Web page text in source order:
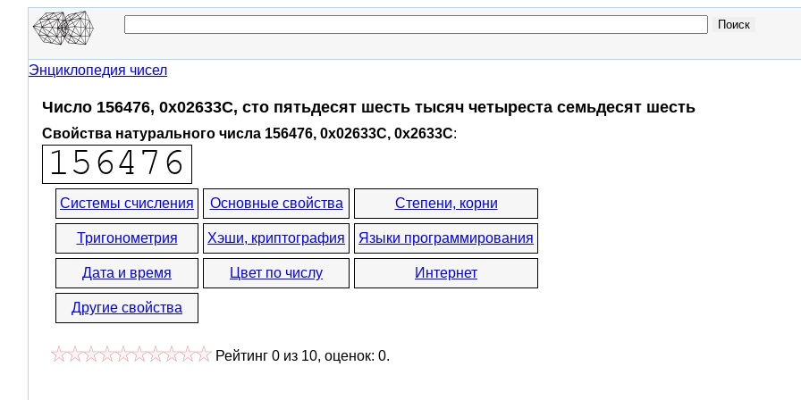
Энциклопедия чисел
Число 156476, 0x02633C, сто пятьдесят шесть тысяч четыреста семьдесят шесть
Свойства натурального числа 156476, 0x02633C, 0x2633C:
Системы счисления Основные свойства Степени, корни
Тригонометрия Хэши, криптография Языки программирования
Дата и время Цвет по числу Интернет
Другие свойства
Рейтинг 0 из 10, оценок: 0.